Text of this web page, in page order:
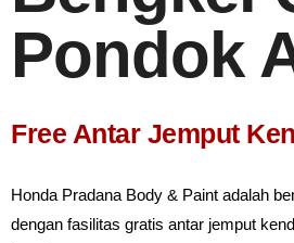
Pondok
Free Antar Jemput
Honda Pradana Body & Paint adalah
dengan fasilitas gratis antar jemput